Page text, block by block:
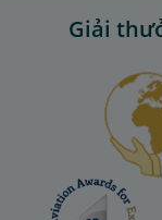
Giải